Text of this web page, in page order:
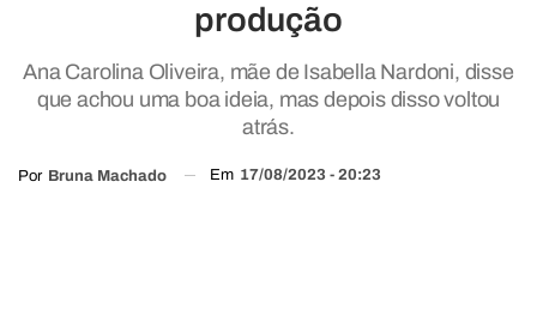
produção
Ana Carolina Oliveira, mãe de Isabella Nardoni, disse
que achou uma boa ideia, mas depois disso voltou
atrás.
Por Bruna Machado Em 17/08/2023 - 20:23